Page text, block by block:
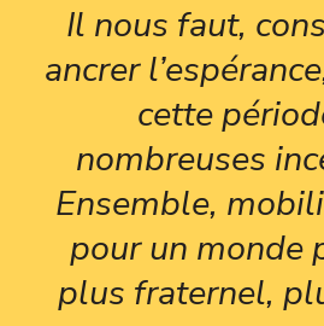
Il nous faut,
ancrer
cette
nombreuses
Ensemble,
pour un monde
plus fraternel,